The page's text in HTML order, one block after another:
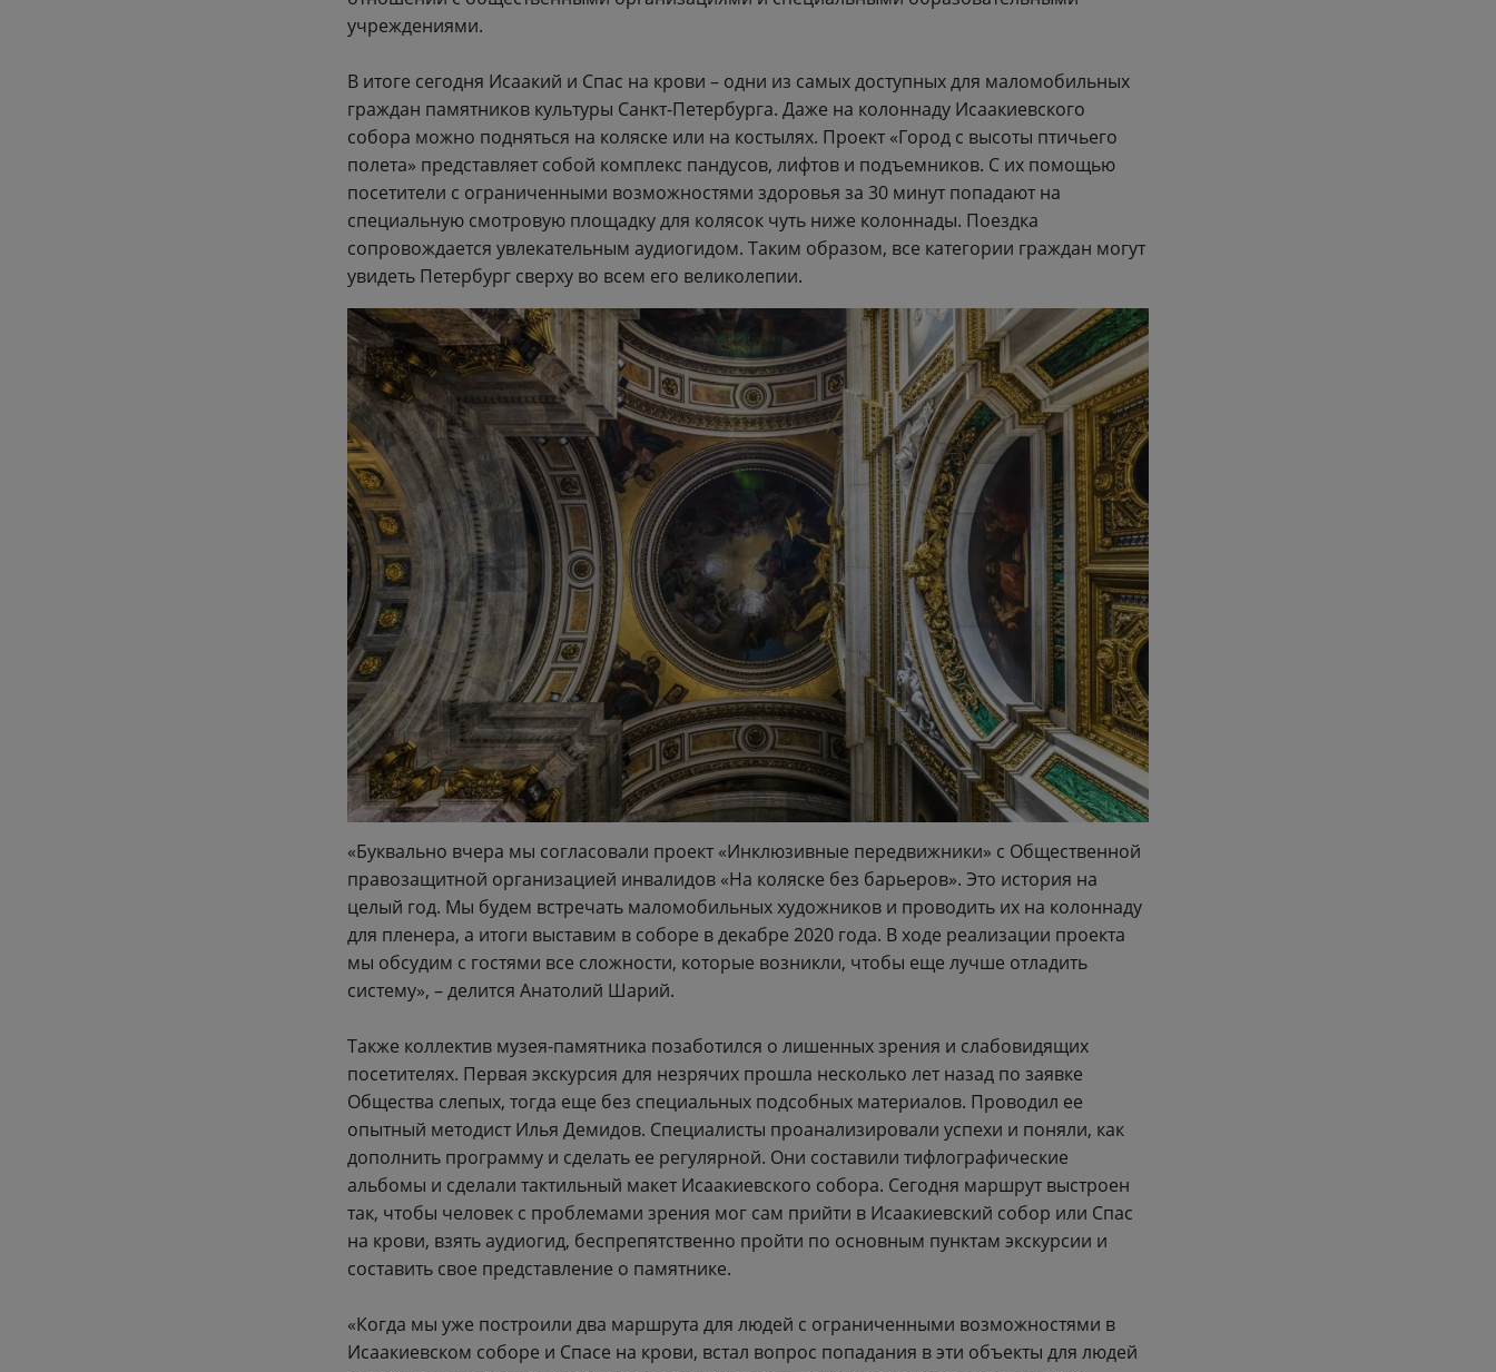
учреждениями.
В итоге сегодня Исаакий и Спас на крови – одни из самых доступных для маломобильных
граждан памятников культуры Санкт-Петербурга. Даже на колоннаду Исаакиевского
собора можно подняться на коляске или на костылях. Проект «Город с высоты птичьего
полета» представляет собой комплекс пандусов, лифтов и подъемников. С их помощью
посетители с ограниченными возможностями здоровья за 30 минут попадают на
специальную смотровую площадку для колясок чуть ниже колоннады. Поездка
сопровождается увлекательным аудиогидом. Таким образом, все категории граждан могут
увидеть Петербург сверху во всем его великолепии.
«Буквально вчера мы согласовали проект «Инклюзивные передвижники» с Общественной
правозащитной организацией инвалидов «На коляске без барьеров». Это история на
целый год. Мы будем встречать маломобильных художников и проводить их на колоннаду
для пленера, а итоги выставим в соборе в декабре 2020 года. В ходе реализации проекта
мы обсудим с гостями все сложности, которые возникли, чтобы еще лучше отладить
систему», – делится Анатолий Шарий.
Также коллектив музея-памятника позаботился о лишенных зрения и слабовидящих
посетителях. Первая экскурсия для незрячих прошла несколько лет назад по заявке
Общества слепых, тогда еще без специальных подсобных материалов. Проводил ее
опытный методист Илья Демидов. Специалисты проанализировали успехи и поняли, как
дополнить программу и сделать ее регулярной. Они составили тифлографические
альбомы и сделали тактильный макет Исаакиевского собора. Сегодня маршрут выстроен
так, чтобы человек с проблемами зрения мог сам прийти в Исаакиевский собор или Спас
на крови, взять аудиогид, беспрепятственно пройти по основным пунктам экскурсии и
составить свое представление о памятнике.
«Когда мы уже построили два маршрута для людей с ограниченными возможностями в
Исаакиевском соборе и Спасе на крови, встал вопрос попадания в эти объекты для людей